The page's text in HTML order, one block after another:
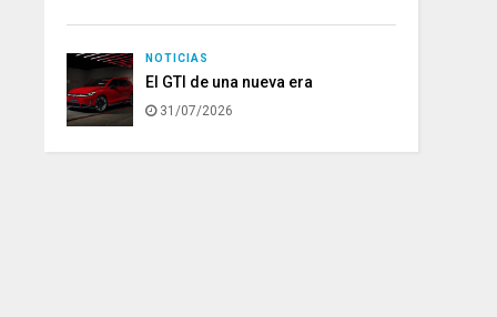
NOTICIAS
El GTI de una nueva era
31/07/2026